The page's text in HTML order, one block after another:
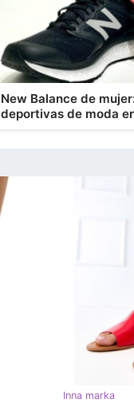
New Balance de
deportivas de moda
Inna marka